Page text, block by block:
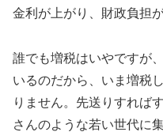
金利が上がり、財政負担
誰でも増税はいやですが
いるのだから、いま増税
りません。先送りすれば
さんのような若い世代に